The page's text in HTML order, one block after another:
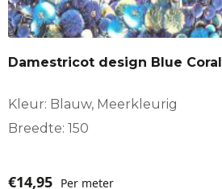
Damestricot design Blue Coral
Kleur: Blauw, Meerkleurig
Breedte: 150
€14,95 Per meter